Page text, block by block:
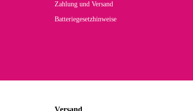
Zahlung und Versand
Batteriegesetzhinweise
Versand